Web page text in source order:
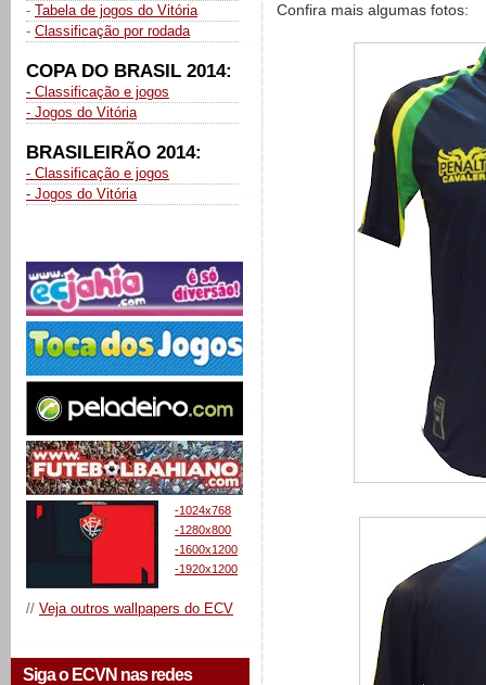
- Tabela de jogos do Vitória
- Classificação por rodada
COPA DO BRASIL 2014:
- Classificação e jogos
- Jogos do Vitória
BRASILEIRÃO 2014:
- Classificação e jogos
- Jogos do Vitória
-1024x768
-1280x800
-1600x1200
-1920x1200
// Veja outros wallpapers do ECV
Siga o ECVN nas redes
Confira mais algumas fotos: